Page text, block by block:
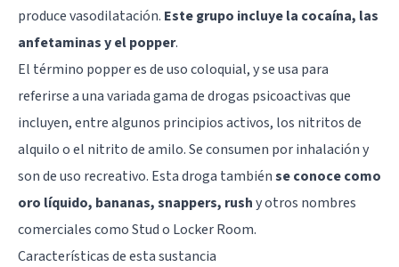
produce vasodilatación. Este grupo incluye la cocaína, las
anfetaminas y el popper.
El término popper es de uso coloquial, y se usa para
referirse a una variada gama de drogas psicoactivas que
incluyen, entre algunos principios activos, los nitritos de
alquilo o el nitrito de amilo. Se consumen por inhalación y
son de uso recreativo. Esta droga tambiénse conoce como
oro líquido, bananas, snappers, rushy otros nombres
comerciales como Stud o Locker Room.
Características de esta sustancia